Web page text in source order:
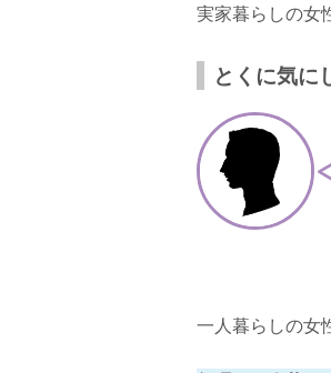
実家暮らしの女
とくに気に
一人暮らしの女